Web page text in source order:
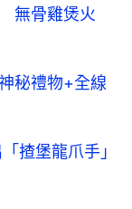
無骨雞煲火
秘禮物+全線
揸堡龍爪手」